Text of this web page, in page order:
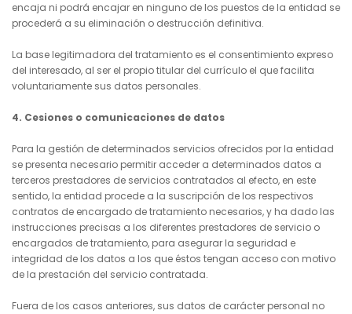
encaja ni podrá encajar en ninguno de los puestos de la entidad se
procederá a su eliminación o destrucción definitiva.
La base legitimadora del tratamiento es el consentimiento expreso
del interesado, al ser el propio titular del currículo el que facilita
voluntariamente sus datos personales.
4. Cesiones o comunicaciones de datos
Para la gestión de determinados servicios ofrecidos por la entidad
se presenta necesario permitir acceder a determinados datos a
terceros prestadores de servicios contratados al efecto, en este
sentido, la entidad procede a la suscripción de los respectivos
contratos de encargado de tratamiento necesarios, y ha dado las
instrucciones precisas a los diferentes prestadores de servicio o
encargados de tratamiento, para asegurar la seguridad e
integridad de los datos a los que éstos tengan acceso con motivo
de la prestación del servicio contratada.
Fuera de los casos anteriores, sus datos de carácter personal no